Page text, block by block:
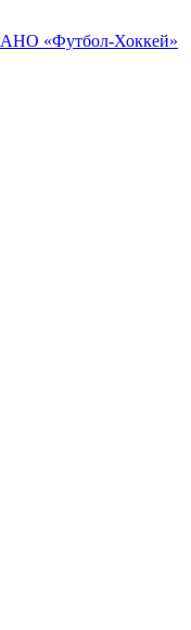
АНО «Футбол-Хоккей»